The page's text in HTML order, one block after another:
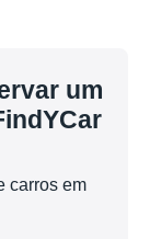
um
carros em